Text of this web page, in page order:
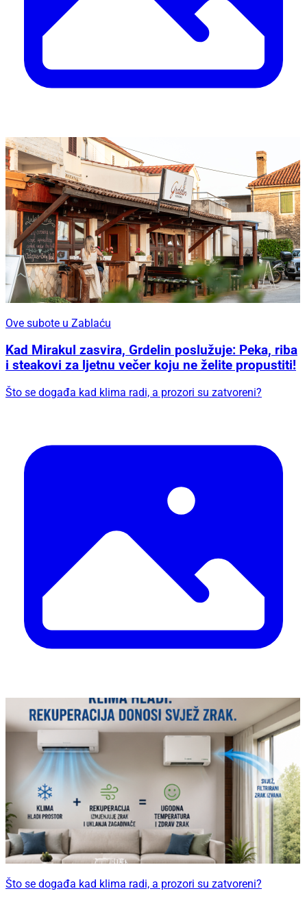
Ove subote u Zablaću
Kad Mirakul zasvira, Grdelin poslužuje: Peka, riba
i steakovi za ljetnu večer koju ne želite propustiti!
Što se događa kad klima radi, a prozori su zatvoreni?
Što se događa kad klima radi, a prozori su zatvoreni?